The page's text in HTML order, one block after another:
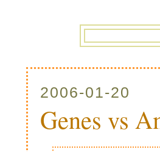
2006-01-20
Genes vs